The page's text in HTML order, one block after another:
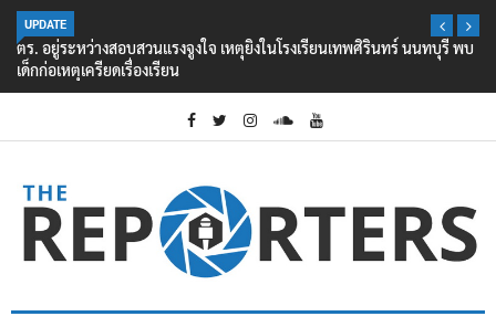
UPDATE
ตร. อยู่ระหว่างสอบสวนแรงจูงใจ เหตุยิงในโรงเรียนเทพศิรินทร์ นนทบุรี พบ
เด็กก่อเหตุเครียดเรื่องเรียน